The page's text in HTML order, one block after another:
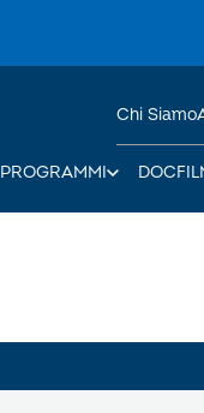
PROGRAMMI
Chi Siamo